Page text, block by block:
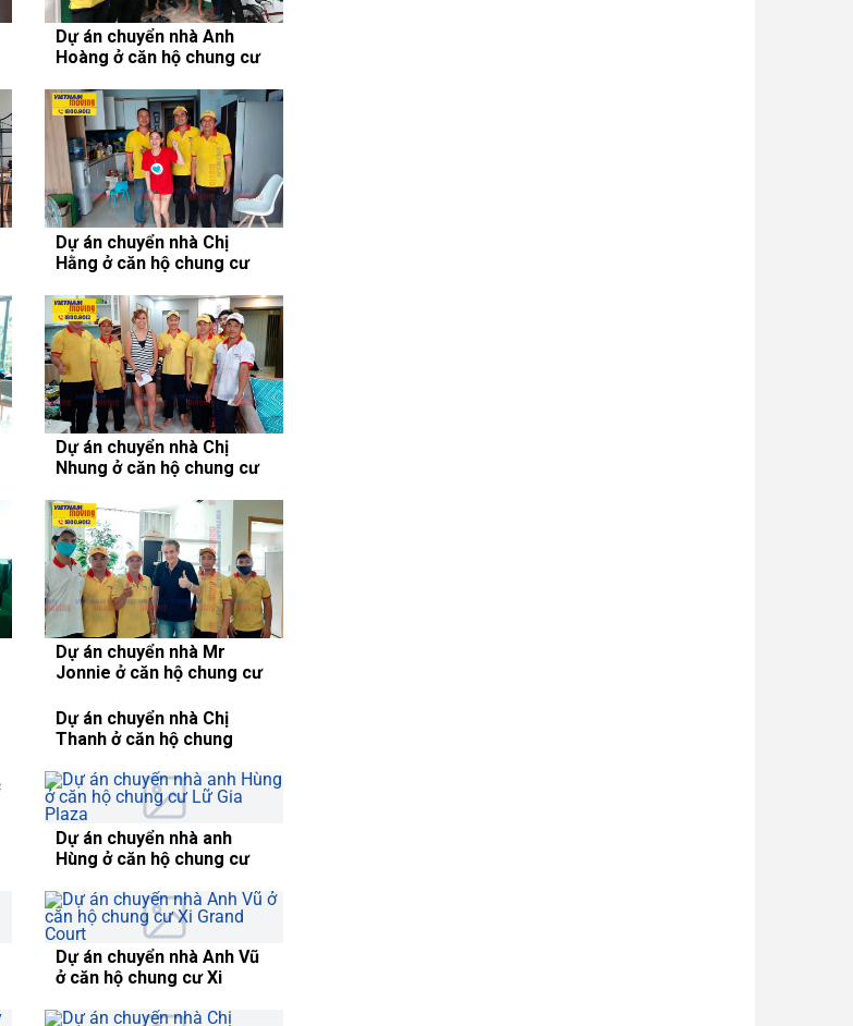
Dự án chuyển nhà Anh
Hoàng ở căn hộ chung cư
Dự án chuyển nhà Chị
Hằng ở căn hộ chung cư
Dự án chuyển nhà Chị
Nhung ở căn hộ chung cư
Dự án chuyển nhà Mr
Jonnie ở căn hộ chung cư
Dự án chuyển nhà Chị
cưJamona City